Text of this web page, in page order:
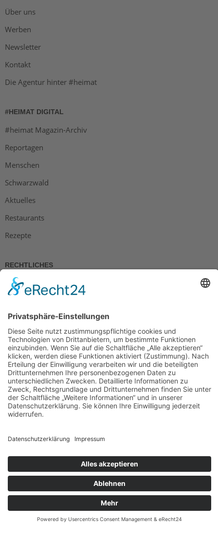
Über uns
Werben
Newsletter
Kontakt
Die Agentur hinter #heimat
#HEIMAT DIGITAL
#heimat Magazin-Archiv
Reportagen
Menschen
Schwarzwald
Aktuelles
Restaurants
Rezepte
RECHTLICHES
Impressum
AGB
Widerrufsbelehrung
Bankdaten
© 2026 Tietge GmbH, Wilhelmstraße 31, 77654 Offenburg – Alle Rechte
vorbehalten. *Preisangaben inkl. gesetzl. MwSt. und zzgl.
Versandkosten.